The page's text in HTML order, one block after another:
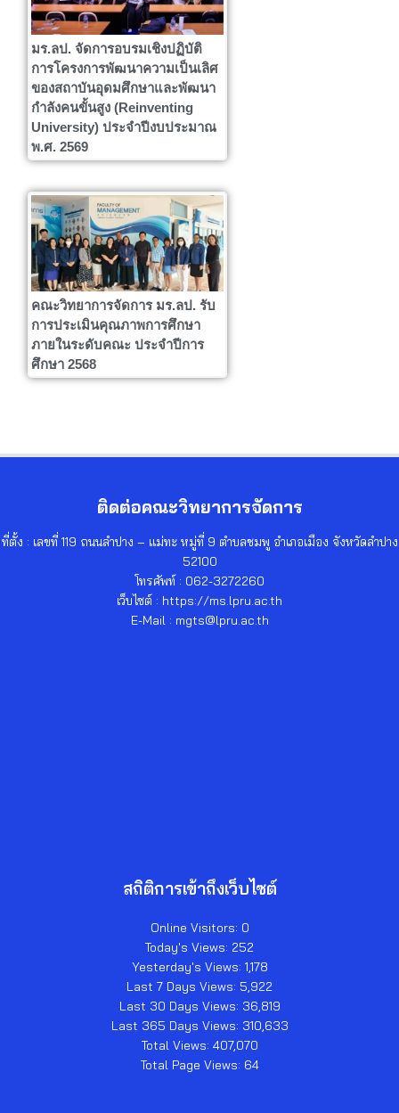
มร.ลป. จัดการอบรมเชิงปฏิบัติ
การโครงการพัฒนาความเป็นเลิศ
ของสถาบันอุดมศึกษาและพัฒนา
กำลังคนขั้นสูง (Reinventing
University) ประจำปีงบประมาณ
พ.ศ. 2569
คณะวิทยาการจัดการ มร.ลป. รับ
การประเมินคุณภาพการศึกษา
ภายในระดับคณะ ประจำปีการ
ศึกษา 2568
ติดต่อคณะวิทยาการจัดการ
ที่ตั้ง : เลขที่ 119 ถนนลำปาง – แม่ทะ หมู่ที่ 9 ตำบลชมพู อำเภอเมือง จังหวัดลำปาง
52100
โทรศัพท์ : 062-3272260
เว็บไซต์ : https://ms.lpru.ac.th
E-Mail : mgts@lpru.ac.th
สถิติการเข้าถึงเว็บไซต์
Online Visitors: 0
Today's Views: 252
Yesterday's Views: 1,178
Last 7 Days Views: 5,922
Last 30 Days Views: 36,819
Last 365 Days Views: 310,633
Total Views: 407,070
Total Page Views: 64